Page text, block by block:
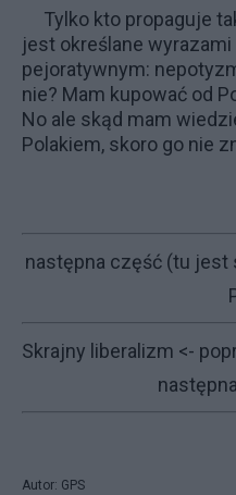
Tylko kto propaguje
jest określane
pejoratywnym:
nie? Mam kupować od
No ale skąd mam
Polakiem, skoro go nie
następna część (tu jest
Skrajny liberalizm <-
Autor: GPS